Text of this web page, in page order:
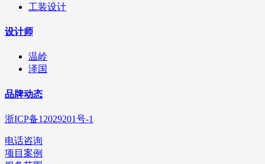
工装设计
设计师
温岭
泽国
品牌动态
浙ICP备12029201号-1
电话咨询
项目案例